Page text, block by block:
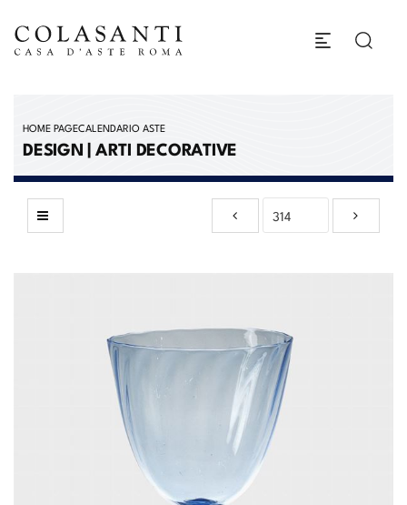
HOME PAGECALENDARIO ASTE
DESIGN | ARTI DECORATIVE